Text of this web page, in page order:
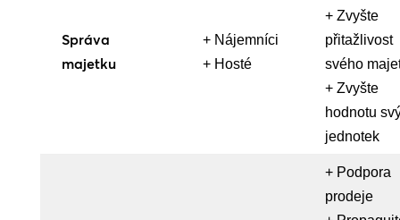
Správa
majetku
+ Nájemníci
+ Hosté
+ Zvyšte
přitažlivost
svého
+ Zvyšte
hodnotu
jednotek
+ Podpora
prodeje